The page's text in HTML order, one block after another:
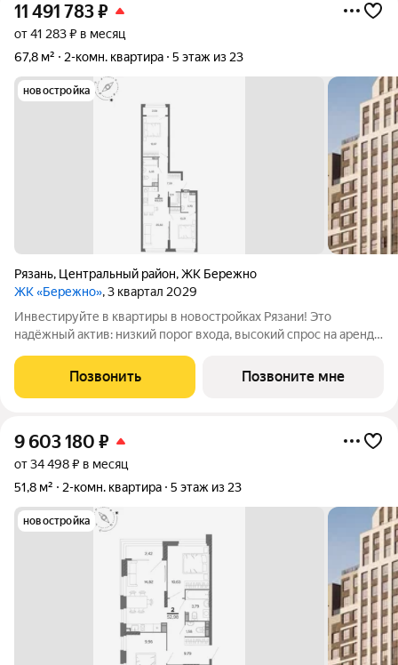
11 491 783₽
от 41 283 ₽ в месяц
67,8 м²
2-комн. квартира 5 этаж из 23
новостройка
Рязань, Центральный район,ЖК Бережно
ЖК «Бережно», 3 квартал 2029
Инвестируйте в квартиры в новостройках Рязани! Это
надёжный актив: низкий порог входа, высокий спрос на аренду
Жилой квартал «Бережно» это проект класса Бизнес,
созданный с уважением к городу и
Позвонить Позвоните мне
9 603 180 ₽
от 34 498 ₽ в месяц
51,8 м²
2-комн. квартира 5 этаж из 23
новостройка